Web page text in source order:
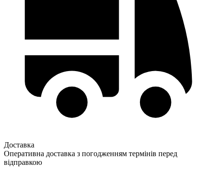
Доставка
Оперативна доставка з погодженням термінів перед
відправкою